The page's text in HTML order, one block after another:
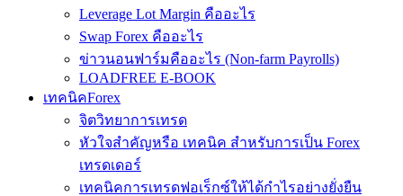
Leverage Lot Margin คืออะไร
Swap Forex คืออะไร
ข่าวนอนฟาร์มคืออะไร (Non-farm Payrolls)
LOADFREE E-BOOK
เทคนิคForex
จิตวิทยาการเทรด
หัวใจสำคัญหรือ เทคนิค สำหรับการเป็น Forex
เทรดเดอร์
เทคนิคการเทรดฟอเร็กซ์ให้ได้กำไรอย่างยั่งยืน